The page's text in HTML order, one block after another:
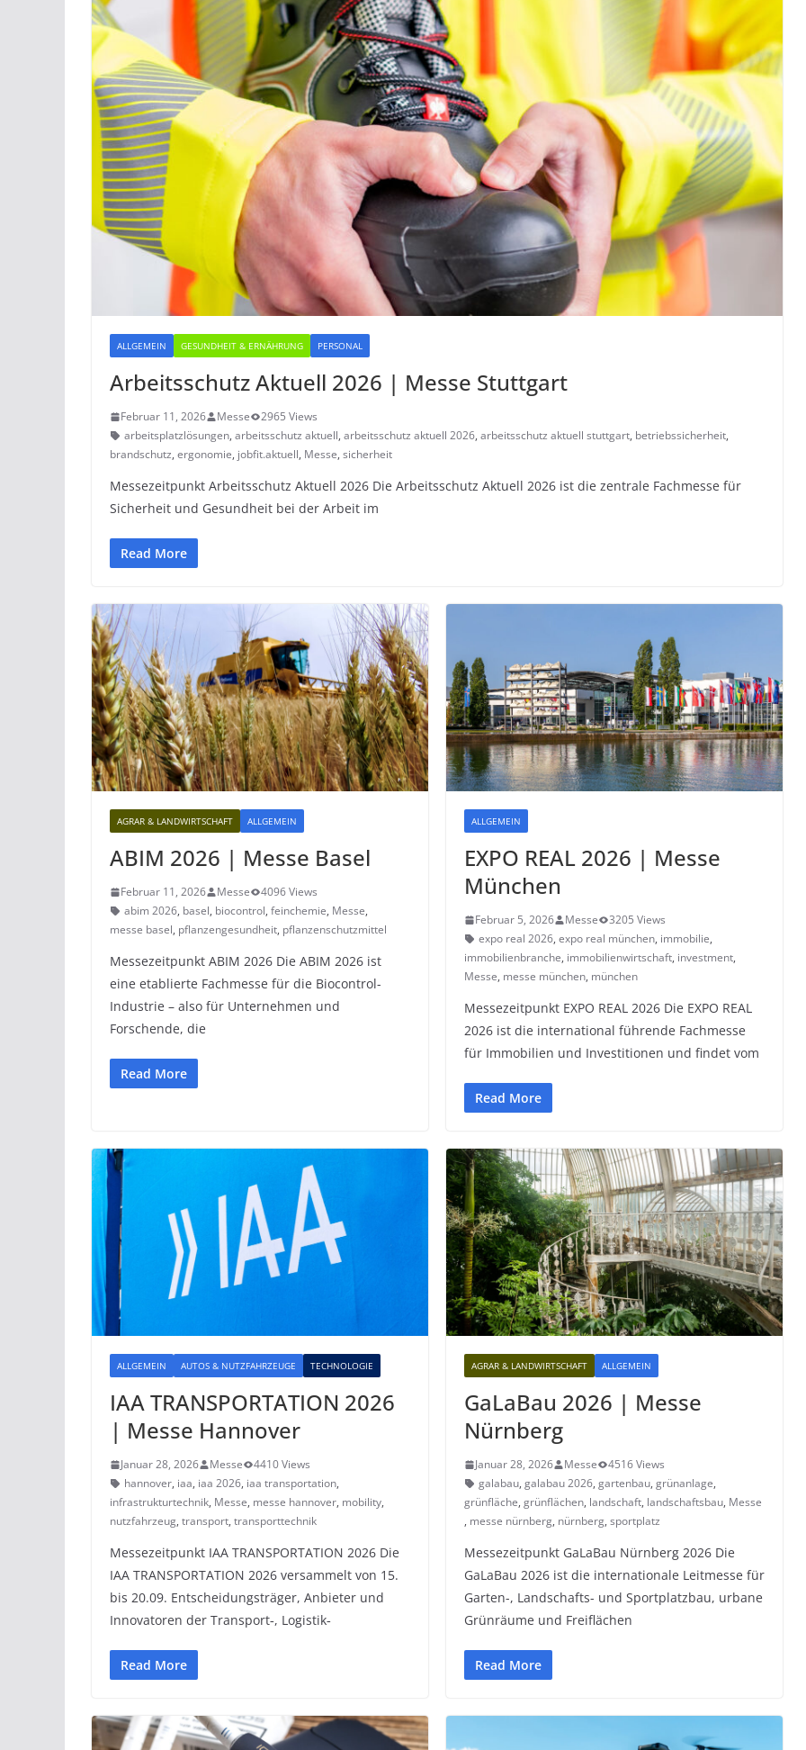
ALLGEMEIN GESUNDHEIT & ERNÄHRUNG PERSONAL
Arbeitsschutz Aktuell 2026 | Messe Stuttgart
Februar 11, 2026 Messe
2965 Views
arbeitsplatzlösungen, arbeitsschutz aktuell, arbeitsschutz aktuell 2026, arbeitsschutz aktuell stuttgart, betriebssicherheit,
brandschutz, ergonomie, jobfit.aktuell, Messe, sicherheit
Messezeitpunkt Arbeitsschutz Aktuell 2026 Die Arbeitsschutz Aktuell 2026 ist die zentrale Fachmesse für
Sicherheit und Gesundheit bei der Arbeit im
Read More
AGRAR & LANDWIRTSCHAFT ALLGEMEIN
ABIM 2026 | Messe Basel
Februar 11, 2026 Messe
4096 Views
abim 2026, basel, biocontrol, feinchemie, Messe,
messe basel, pflanzengesundheit, pflanzenschutzmittel
Messezeitpunkt ABIM 2026 Die ABIM 2026 ist
eine etablierte Fachmesse für die Biocontrol-
Industrie – also für Unternehmen und
Forschende, die
Read More
ALLGEMEIN
EXPO REAL 2026 | Messe
München
Februar 5, 2026 Messe
3205 Views
expo real 2026, expo real münchen, immobilie,
immobilienbranche, immobilienwirtschaft, investment,
Messe, messe münchen, münchen
Messezeitpunkt EXPO REAL 2026 Die EXPO REAL
2026 ist die international führende Fachmesse
für Immobilien und Investitionen und findet vom
Read More
ALLGEMEIN AUTOS & NUTZFAHRZEUGE TECHNOLOGIE
IAA TRANSPORTATION 2026
| Messe Hannover
Januar 28, 2026 Messe
4410 Views
hannover, iaa, iaa 2026, iaa transportation,
infrastrukturtechnik, Messe, messe hannover, mobility,
nutzfahrzeug, transport, transporttechnik
Messezeitpunkt IAA TRANSPORTATION 2026 Die
IAA TRANSPORTATION 2026 versammelt von 15.
bis 20.09. Entscheidungsträger, Anbieter und
Innovatoren der Transport‑, Logistik‑
Read More
AGRAR & LANDWIRTSCHAFT ALLGEMEIN
GaLaBau 2026 | Messe
Nürnberg
Januar 28, 2026 Messe
4516 Views
galabau, galabau 2026, gartenbau, grünanlage,
grünfläche, grünflächen, landschaft, landschaftsbau, Messe
, messe nürnberg, nürnberg, sportplatz
Messezeitpunkt GaLaBau Nürnberg 2026 Die
GaLaBau 2026 ist die internationale Leitmesse für
Garten-, Landschafts- und Sportplatzbau, urbane
Grünräume und Freiflächen
Read More